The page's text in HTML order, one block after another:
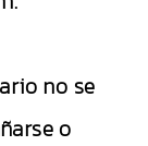
no se
o